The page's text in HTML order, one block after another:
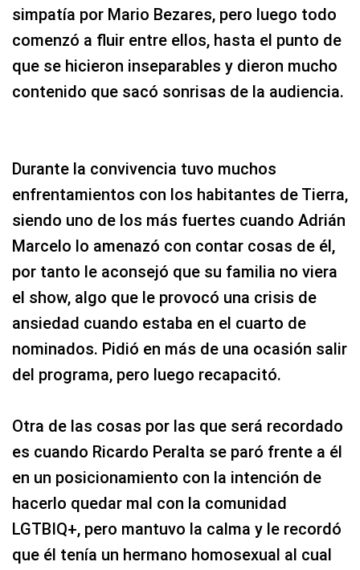
simpatía por Mario Bezares, pero luego todo
comenzó a fluir entre ellos, hasta el punto de
que se hicieron inseparables y dieron mucho
contenido que sacó sonrisas de la audiencia.
Durante la convivencia tuvo muchos
enfrentamientos con los habitantes de Tierra,
siendo uno de los más fuertes cuando Adrián
Marcelo lo amenazó con contar cosas de él,
por tanto le aconsejó que su familia no viera
el show, algo que le provocó una crisis de
ansiedad cuando estaba en el cuarto de
nominados. Pidió en más de una ocasión salir
del programa, pero luego recapacitó.
Otra de las cosas por las que será recordado
es cuando Ricardo Peralta se paró frente a él
en un posicionamiento con la intención de
hacerlo quedar mal con la comunidad
LGTBIQ+, pero mantuvo la calma y le recordó
que él tenía un hermano homosexual al cual